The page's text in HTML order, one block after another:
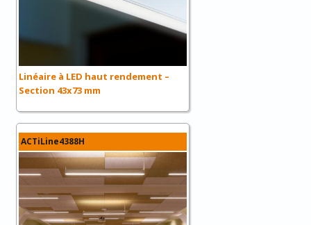
Linéaire à LED haut rendement –
Section 43x73 mm
ACTiLine4388H